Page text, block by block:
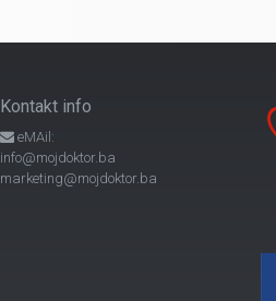
Kontakt info
eMAil:
info@mojdoktor.ba
marketing@mojdoktor.ba